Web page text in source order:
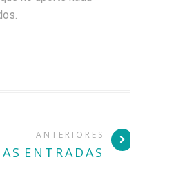
ANTERIORES
ENTRADAS